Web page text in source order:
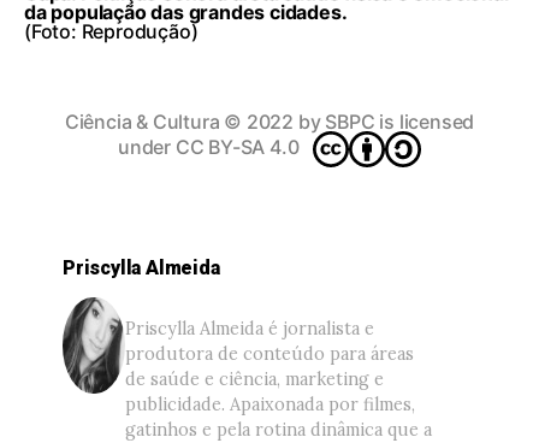
da população das grandes cidades.
(Foto: Reprodução)
Ciência & Cultura © 2022 by SBPC is licensed
under CC BY-SA 4.0
Priscylla Almeida
Priscylla Almeida é jornalista e
produtora de conteúdo para áreas
de saúde e ciência, marketing e
publicidade. Apaixonada por filmes,
gatinhos e pela rotina dinâmica que a